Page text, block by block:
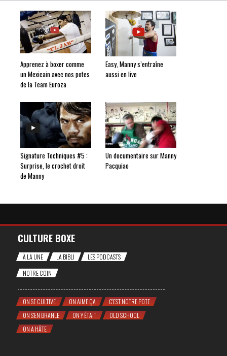
Apprenez à boxer comme
un Mexicain avec nos potes
de la Team Euroza
Easy, Manny s’entraîne
aussi en live
Signature Techniques #5 :
Surprise, le crochet droit
de Manny
Un documentaire sur Manny
Pacquiao
CULTURE BOXE
À LA UNE LA BIBLI
LES PODCASTS
NOTRE COIN
ON SE CULTIVE ON AIME ÇA
C'EST NOTRE POTE
ON S'EN BRANLE
ON Y ÉTAIT
OLD SCHOOL
ON A HÂTE